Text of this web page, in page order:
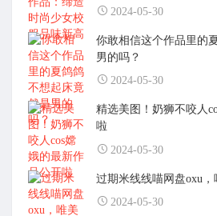
2024-05-30
你敢相信这个作品里的
男的吗？
2024-05-30
精选美图！奶狮不咬人
啦
2024-05-30
过期米线线喵网盘oxu，
2024-05-30